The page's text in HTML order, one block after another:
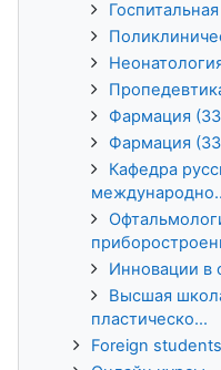
Фармация
Фармация
Кафедра
Инновации в
Высшая
пластическо...
Foreign students